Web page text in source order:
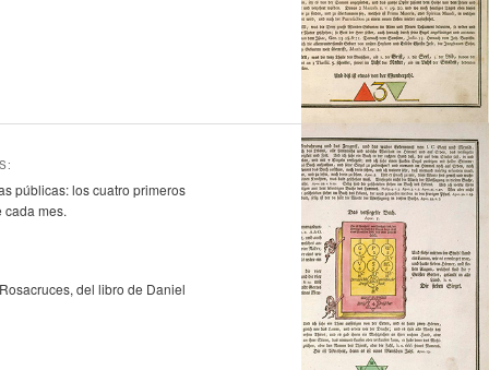
públicas: los cuatro primeros
cada mes.
del libro de Daniel